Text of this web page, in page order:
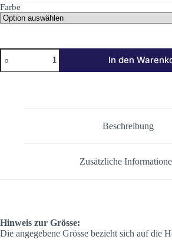
Farbe
T.
TIGER
Menge
In den
Beschreibung
Zusätzliche
Hinweis zur Grösse:
Die angegebene Grösse bezieht sich auf die